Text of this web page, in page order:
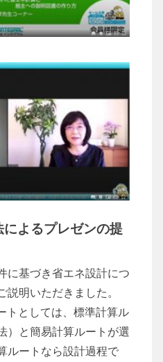
よるプレゼンの提
に基づき省エネ設計につ
明いただきました。
トとしては、標準計算ル
）と簡易計算ルートが選
ルートなら設計過程で